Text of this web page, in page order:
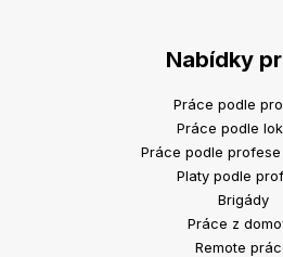
Nabídky
Práce podle
Práce podle
Práce podle
Platy podle
Brigády
Práce z
Remote